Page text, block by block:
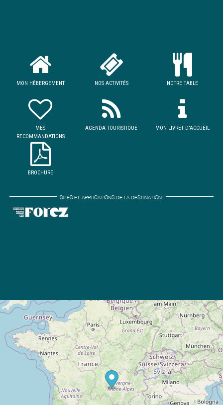
MON HÉBERGEMENT NOS ACTIVITÉS NOTRE TABLE
MES
RECOMMANDATIONS
AGENDA TOURISTIQUE MON LIVRET D'ACCUEIL
BROCHURE
SITES ET APPLICATIONS DE LA DESTINATION: